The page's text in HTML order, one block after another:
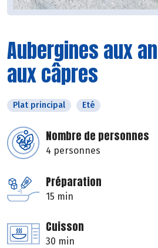
Aubergines aux
aux câpres
Plat principal Eté
Nombre de personnes
4 personnes
Préparation
15 min
Cuisson
30 min